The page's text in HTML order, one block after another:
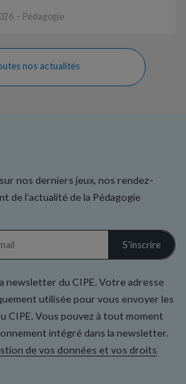
Pédagogie
nos actualités
nos derniers jeux, nos rendez-
de l’actualité de la Pédagogie
newsletter du CIPE. Votre adresse
utilisée pour vous envoyer les
CIPE. Vous pouvez à tout moment
intégré dans la newsletter.
de vos données et vos droits